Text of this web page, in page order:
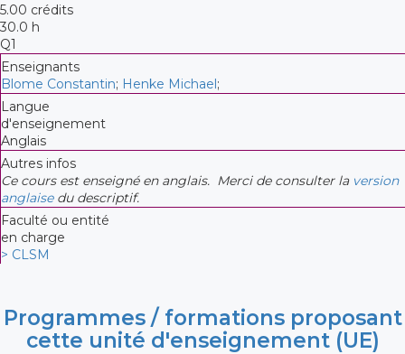
5.00 crédits
30.0 h
Q1
Enseignants
Blome Constantin; Henke Michael;
Langue
d'enseignement
Anglais
Autres infos
Ce cours est enseigné en anglais. Merci de consulter la version
anglaisedu descriptif.
Faculté ou entité
en charge
> CLSM
Programmes / formations proposant
cette unité d'enseignement (UE)